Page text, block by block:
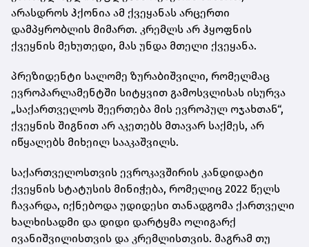
არასდროს ჰქონია ამ ქვეყანას არცერთი
დამპყრობლის მიმართ. კრემლს არ ჰყოფნის
ქვეყნის მეხუთედი, მას უნდა მთელი ქვეყანა.
პრეზიდენტი სალომე ზურაბიშვილი, რომელმაც
ევროპარლამენტში სიტყვით გამოსვლისას ისურვა
„საქართველოს შეერთება მის ევროპულ ოჯახთან“,
ქვეყნის შიგნით არ აკეთებს მთავარ საქმეს, არ
იწყალებს მიხეილ სააკაშვილს.
საქართველოსთვის ევროკავშირის კანდიდატი
ქვეყნის სტატუსის მინიჭება, რომელიც 2022 წელს
ჩავარდა, იქნებოდა უდიდესი თანადგომა ქართველი
ხალხისადმი და დიდი დარტყმა ოლიგარქ
ივანიშვილისთვის და კრემლისთვის. მაგრამ თუ